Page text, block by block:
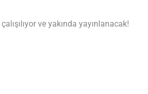
ve yakında yayınlanacak!